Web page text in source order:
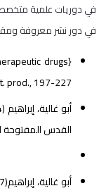
في دوريات علمية
في دور نشر معروفة
drugs
prod., 197-227}
القدس المفتوحة للأبحاث